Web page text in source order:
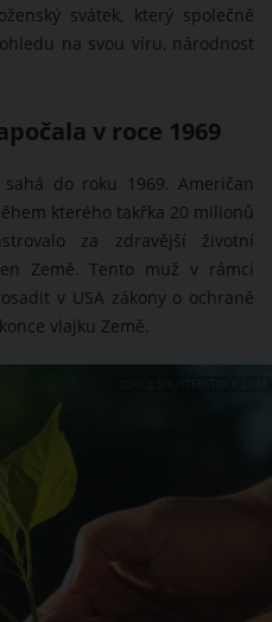
svátek, který společně
na svou víru, národnost
v roce 1969
do roku 1969. Američan
kterého takřka 20 milionů
za zdravější životní
Země. Tento muž v rámci
v USA zákony o ochraně
vlajku Země.